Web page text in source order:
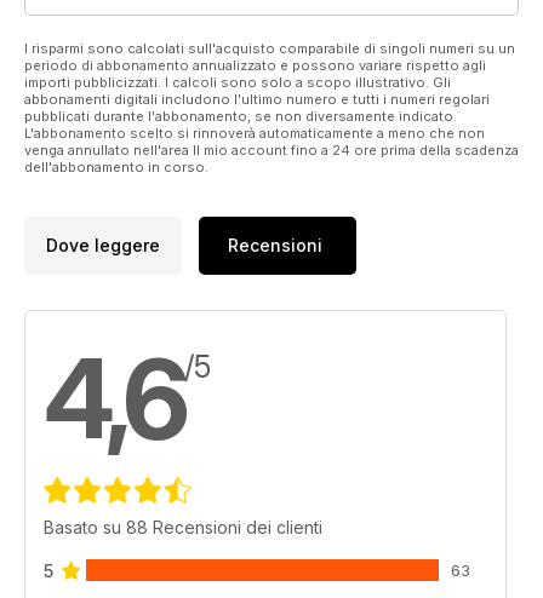
I risparmi sono calcolati sull'acquisto comparabile di singoli numeri su un
periodo di abbonamento annualizzato e possono variare rispetto agli
importi pubblicizzati. I calcoli sono solo a scopo illustrativo. Gli
abbonamenti digitali includono l'ultimo numero e tutti i numeri regolari
pubblicati durante l'abbonamento, se non diversamente indicato.
L'abbonamento scelto si rinnoverà automaticamente a meno che non
venga annullato nell'area Il mio account fino a 24 ore prima della scadenza
dell'abbonamento in corso.
Dove leggere Recensioni
4,6/5
Basato su 88 Recensioni dei clienti
5 63